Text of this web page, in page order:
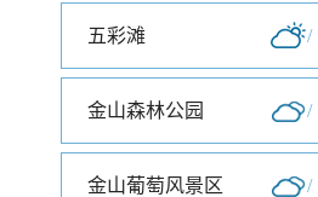
五彩滩 /
金山森林公园 /
金山葡萄风景区 /